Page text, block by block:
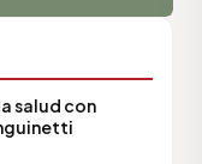
salud con